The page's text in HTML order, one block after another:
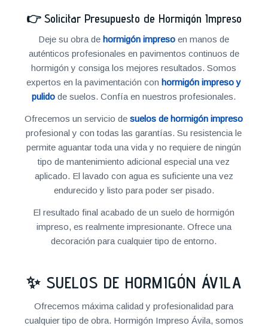
👉 Solicitar Presupuesto de Hormigón Impreso
Deje su obra dehormigón impreso en manos de
auténticos profesionales en pavimentos continuos de
hormigón y consiga los mejores resultados. Somos
expertos en la pavimentación conhormigón impreso y
pulido de suelos. Confía en nuestros profesionales.
Ofrecemos un servicio desuelos de hormigón impreso
profesional y con todas las garantías. Su resistencia le
permite aguantar toda una vida y no requiere de ningún
tipo de mantenimiento adicional especial una vez
aplicado. El lavado con agua es suficiente una vez
endurecido y listo para poder ser pisado.
El resultado final acabado de un suelo de hormigón
impreso, es realmente impresionante. Ofrece una
decoración para cualquier tipo de entorno.
✨ SUELOS DE HORMIGÓN ÁVILA
Ofrecemos máxima calidad y profesionalidad para
cualquier tipo de obra. Hormigón Impreso Ávila, somos